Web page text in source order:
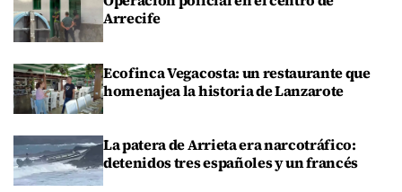
Arrecife
Ecofinca Vegacosta: un restaurante que
homenajea la historia de Lanzarote
La patera de Arrieta era narcotráfico:
detenidos tres españoles y un francés